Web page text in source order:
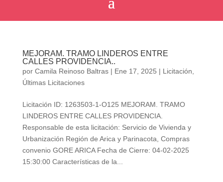
MEJORAM. TRAMO LINDEROS ENTRE
CALLES PROVIDENCIA..
por Camila Reinoso Baltras| Ene 17, 2025 | Licitación
Últimas Licitaciones
Licitación ID: 1263503-1-O125 MEJORAM. TRAMO
LINDEROS ENTRE CALLES PROVIDENCIA.
Responsable de esta licitación: Servicio de Vivienda y
Urbanización Región de Arica y Parinacota, Compras
convenio GORE ARICA Fecha de Cierre: 04-02-2025
15:30:00 Características de la...